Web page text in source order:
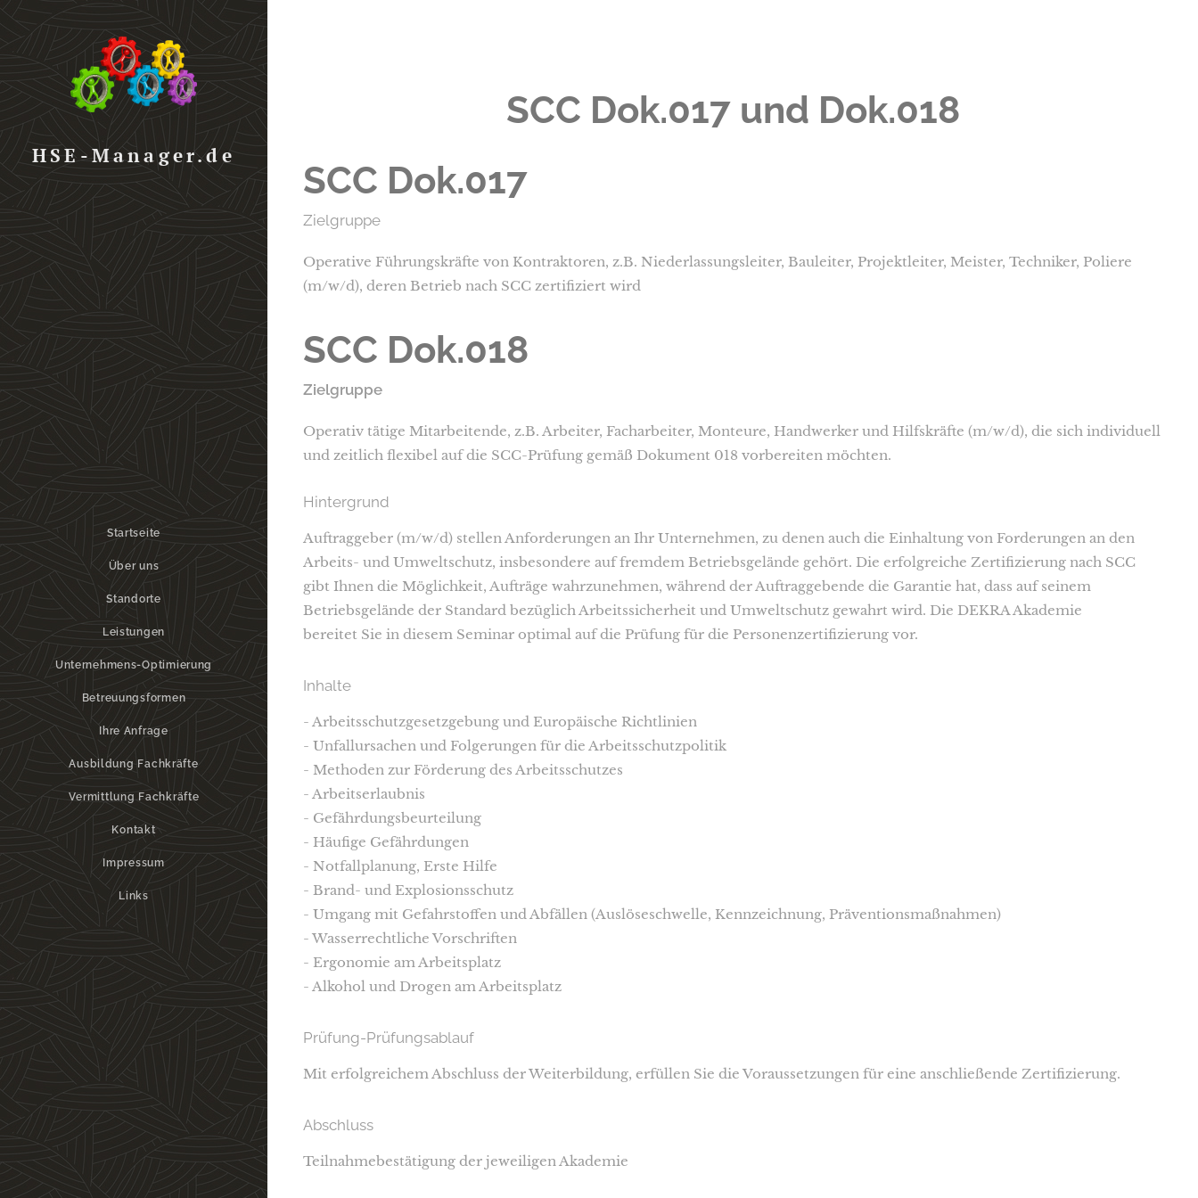
HSE-Manager.de
Startseite
Über uns
Standorte
Leistungen
Unternehmens-Optimierung
Betreuungsformen
Ihre Anfrage
Ausbildung Fachkräfte
Vermittlung Fachkräfte
Kontakt
Impressum
Links
SCC Dok.017 und Dok.018
SCC Dok.017
Zielgruppe
Operative Führungskräfte von Kontraktoren, z.B. Niederlassungsleiter, Bauleiter, Projektleiter, Meister, Techniker, Poliere
(m/w/d), deren Betrieb nach SCC zertifiziert wird
SCC Dok.018
Zielgruppe
Operativ tätige Mitarbeitende, z.B. Arbeiter, Facharbeiter, Monteure, Handwerker und Hilfskräfte (m/w/d), die sich individuell
und zeitlich flexibel auf die SCC-Prüfung gemäß Dokument 018 vorbereiten möchten.
Hintergrund
Auftraggeber (m/w/d) stellen Anforderungen an Ihr Unternehmen, zu denen auch die Einhaltung von Forderungen an den
Arbeits- und Umweltschutz, insbesondere auf fremdem Betriebsgelände gehört. Die erfolgreiche Zertifizierung nach SCC
gibt Ihnen die Möglichkeit, Aufträge wahrzunehmen, während der Auftraggebende die Garantie hat, dass auf seinem
Betriebsgelände der Standard bezüglich Arbeitssicherheit und Umweltschutz gewahrt wird. Die DEKRA Akademie
bereitet Sie in diesem Seminar optimal auf die Prüfung für die Personenzertifizierung vor.
Inhalte
- Arbeitsschutzgesetzgebung und Europäische Richtlinien
- Unfallursachen und Folgerungen für die Arbeitsschutzpolitik
- Methoden zur Förderung des Arbeitsschutzes
- Arbeitserlaubnis
- Gefährdungsbeurteilung
- Häufige Gefährdungen
- Notfallplanung, Erste Hilfe
- Brand- und Explosionsschutz
- Umgang mit Gefahrstoffen und Abfällen (Auslöseschwelle, Kennzeichnung, Präventionsmaßnahmen)
- Wasserrechtliche Vorschriften
- Ergonomie am Arbeitsplatz
- Alkohol und Drogen am Arbeitsplatz
Prüfung-Prüfungsablauf
Mit erfolgreichem Abschluss der Weiterbildung, erfüllen Sie die Voraussetzungen für eine anschließende Zertifizierung.
Abschluss
Teilnahmebestätigung der jeweiligen Akademie